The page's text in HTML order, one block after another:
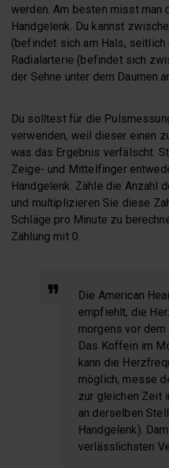
werden. Am besten misst man
Handgelenk. Du kannst
(befindet sich am Hals,
Radialarterie (befindet sich
der Sehne unter dem Daumen
Du solltest für die
verwenden, weil dieser einen
was das Ergebnis verfälscht.
Zeige- und Mittelfinger
Handgelenk. Zähle die Anzahl
und multiplizieren Sie diese
Schläge pro Minute zu
Zählung mit 0.
Die American
empfiehlt, die
morgens vor
Das Koffein im
kann die
möglich, messe
zur gleichen Zeit
an derselben
Handgelenk).
verlässlichsten